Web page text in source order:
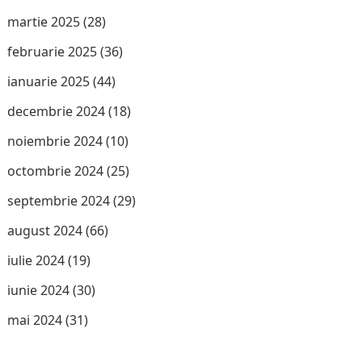
martie 2025(28)
februarie 2025(36)
ianuarie 2025(44)
decembrie 2024(18)
noiembrie 2024(10)
octombrie 2024(25)
septembrie 2024(29)
august 2024(66)
iulie 2024(19)
iunie 2024(30)
mai 2024(31)